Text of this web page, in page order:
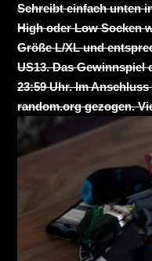
Schreibt einfach unten
High oder Low Socken
Größe L/XL und
US13. Das Gewinnspiel
23:59 Uhr. Im
random.org gezogen.